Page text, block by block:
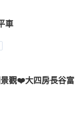
車
觀❤️大四房長谷富